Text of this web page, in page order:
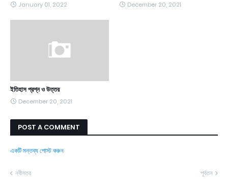
January 01, 2022 December 20, 2021
ইতিহাস প্রশ্ন ও উত্তর
December 20, 2021
POST A COMMENT
একটি মন্তব্য পোস্ট করুন
নবীনতর পূর্বতন